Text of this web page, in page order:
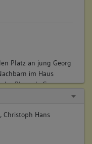
Platz an jung Georg
im Haus
der Platz als Garten
2. (a)
Christoph Hans